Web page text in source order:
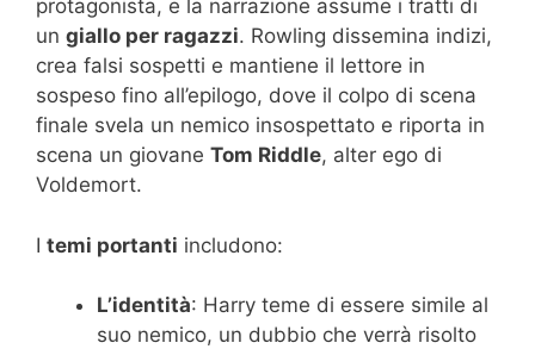
protagonista, e la narrazione assume i tratti di
un giallo per ragazzi. Rowling dissemina indizi,
crea falsi sospetti e mantiene il lettore in
sospeso fino all’epilogo, dove il colpo di scena
finale svela un nemico insospettato e riporta in
scena un giovane Tom Riddle, alter ego di
Voldemort.
I temi portanti includono:
L’identità: Harry teme di essere simile al
suo nemico, un dubbio che verrà risolto